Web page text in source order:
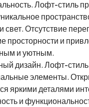
Лофт-стиль
свет. Отсутствие
просторности и
и уютным.
дизайн. Лофт-
элементы.
яркими деталями
и